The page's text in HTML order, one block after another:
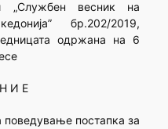
„Службен весник на
бр.202/2019,
одржана на 6
И Е
постапка за